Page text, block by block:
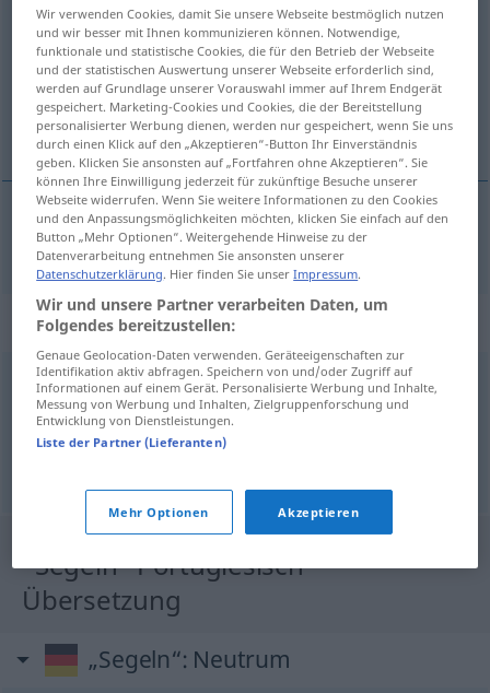
segelnv/i&v/t <-le>
Übersicht aller Übersetzungen
(Für mehr Details die Übersetzung anklicken/antippen)
velejar, andar à vela
velejar,andar àvela segeln
Synonyme für "segeln"
(sich) erheben,gleiten,aufsteigen,schweben,fliegen
aufschwingen
"Segeln" Portugiesisch
Übersetzung
„Segeln“: Neutrum
Wir verwenden Cookies, damit Sie unsere Webseite bestmöglich nutzen
und wir besser mit Ihnen kommunizieren können. Notwendige,
funktionale und statistische Cookies, die für den Betrieb der Webseite
und der statistischen Auswertung unserer Webseite erforderlich sind,
werden auf Grundlage unserer Vorauswahl immer auf Ihrem Endgerät
gespeichert. Marketing-Cookies und Cookies, die der Bereitstellung
personalisierter Werbung dienen, werden nur gespeichert, wenn Sie uns
durch einen Klick auf den „Akzeptieren“-Button Ihr Einverständnis
geben. Klicken Sie ansonsten auf „Fortfahren ohne Akzeptieren“. Sie
können Ihre Einwilligung jederzeit für zukünftige Besuche unserer
Webseite widerrufen. Wenn Sie weitere Informationen zu den Cookies
und den Anpassungsmöglichkeiten möchten, klicken Sie einfach auf den
Button „Mehr Optionen“. Weitergehende Hinweise zu der
Datenverarbeitung entnehmen Sie ansonsten unserer
Datenschutzerklärung. Hier finden Sie unserImpressum.
Wir und unsere Partner verarbeiten Daten, um
Folgendes bereitzustellen:
Genaue Geolocation-Daten verwenden. Geräteeigenschaften zur
Identifikation aktiv abfragen. Speichern von und/oder Zugriff auf
Informationen auf einem Gerät. Personalisierte Werbung und Inhalte,
Messung von Werbung und Inhalten, Zielgruppenforschung und
Entwicklung von Dienstleistungen.
Liste der Partner (Lieferanten)
Mehr Optionen Akzeptieren